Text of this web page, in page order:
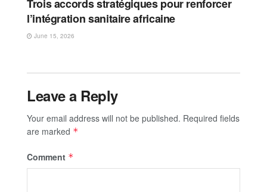
Trois accords stratégiques pour renforcer
l’intégration sanitaire africaine
June 15, 2026
Leave a Reply
Your email address will not be published. Required fields
are marked *
Comment *